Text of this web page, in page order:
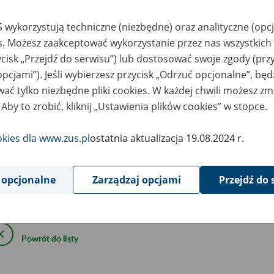
2025 r., w godzinach 18:00 – 23:30 planujemy
10.02.002 programu Płatnik.
obejmuje zmiany w wyliczaniu podstawy i składki na
(zgłoszonych z kodem 0511xx). Podstawa
będzie automatycznie pobierana podczas aktualizacji.
Powrót do listy
wykorzystują techniczne (niezbędne) oraz analityczne
Możesz zaakceptować wykorzystanie przez nas
„Przejdź do serwisu”) lub dostosować swoje zgody
Jeśli wybierzesz przycisk „Odrzuć opcjonalne”,
tylko niezbędne pliki cookies. W każdej chwili możesz
to zrobić, kliknij „Ustawienia plików cookies” w stopce.
dla www.zus.plostatnia aktualizacja 19.08.2024 r.
Zarządzaj opcjami Przejdź do